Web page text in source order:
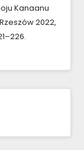
Kanaanu
2022,